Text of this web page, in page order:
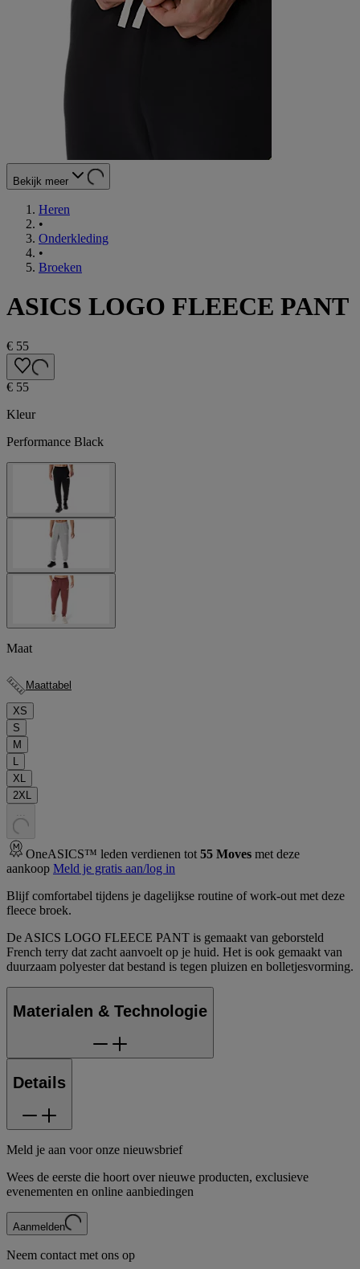
Bekijk meer
Heren
•
Onderkleding
•
Broeken
ASICS LOGO FLEECE PANT
€ 55
€ 55
Kleur
Performance Black
Maat
Maattabel
XS
S
M
L
XL
2XL
OneASICS™ leden verdienen tot 55 Moves met deze
aankoop Meld je gratis aan/log in
Blijf comfortabel tijdens je dagelijkse routine of work-out met deze
fleece broek.
De ASICS LOGO FLEECE PANT is gemaakt van geborsteld
French terry dat zacht aanvoelt op je huid. Het is ook gemaakt van
duurzaam polyester dat bestand is tegen pluizen en bolletjesvorming.
Materialen & Technologie
Details
Meld je aan voor onze nieuwsbrief
Wees de eerste die hoort over nieuwe producten, exclusieve
evenementen en online aanbiedingen
Aanmelden
Neem contact met ons op